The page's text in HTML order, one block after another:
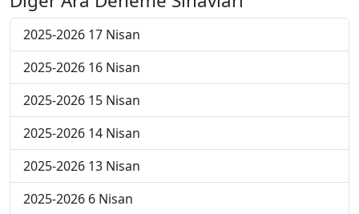
2025-2026 17 Nisan
2025-2026 16 Nisan
2025-2026 15 Nisan
2025-2026 14 Nisan
2025-2026 13 Nisan
2025-2026 6 Nisan